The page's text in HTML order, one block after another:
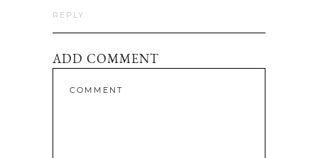
REPLY
ADD COMMENT